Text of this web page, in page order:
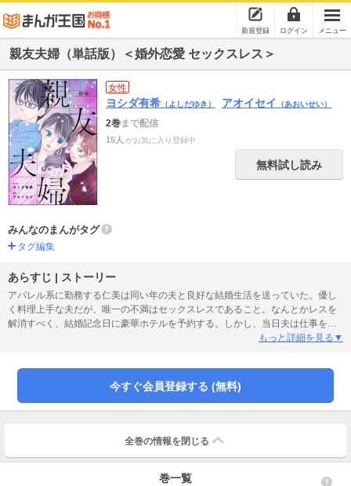
新規登録 ログイン メニュー
親友夫婦（単話版）＜婚外恋愛 セックスレス＞
女性
ヨシダ有希 （よしだゆき） アオイセイ （あおいせい）
2巻まで配信
15人 がお気に入り登録中
無料試し読み
みんなのまんがタグ
タグ編集
あらすじ | ストーリー
アパレル系に勤務する仁美は同い年の夫と良好な結婚生活を送っていた。優し
く料理上手な夫だが、唯一の不満はセックスレスであること。なんとかレスを
解消すべく、結婚記念日に豪華ホテルを予約する。しかし、当日夫は仕事を理
由にドタキャンしてみじめな思いをさせられてしまう。一方、職場では入社し
「婚外恋愛 セックスレス」に収録されております。重複購入にご注意下さい。
もっと詳細を見る▼
今すぐ会員登録する (無料)
全巻の情報を 閉じる
巻一覧